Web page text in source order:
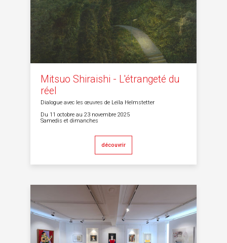
Mitsuo Shiraishi - L'étrangeté du
réel
Dialogue avec les œuvres de Leïla Helmstetter
Du 11 octobre au 23 novembre 2025
Samedis et dimanches
découvrir